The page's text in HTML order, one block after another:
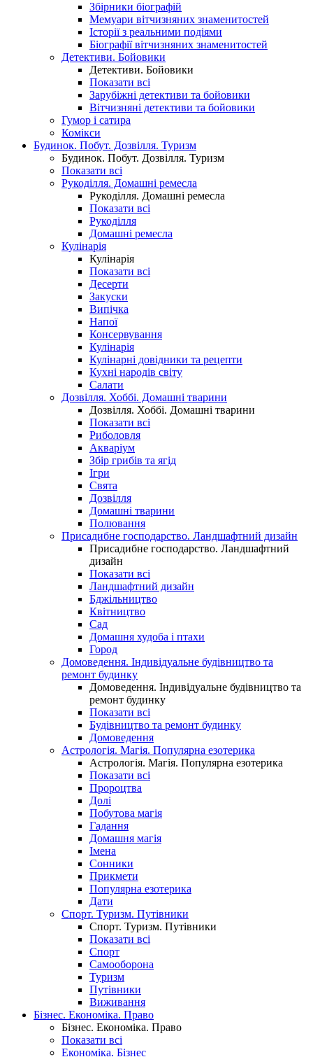
Збірники біографій
Мемуари вітчизняних знаменитостей
Історії з реальними подіями
Біографії вітчизняних знаменитостей
Детективи. Бойовики
Детективи. Бойовики
Показати всі
Зарубіжні детективи та бойовики
Вітчизняні детективи та бойовики
Гумор і сатира
Комікси
Будинок. Побут. Дозвілля. Туризм
Будинок. Побут. Дозвілля. Туризм
Показати всі
Рукоділля. Домашні ремесла
Рукоділля. Домашні ремесла
Показати всі
Рукоділля
Домашні ремесла
Кулінарія
Кулінарія
Показати всі
Десерти
Закуски
Випічка
Напої
Консервування
Кулінарія
Кулінарні довідники та рецепти
Кухні народів світу
Салати
Дозвілля. Хоббі. Домашні тварини
Дозвілля. Хоббі. Домашні тварини
Показати всі
Риболовля
Акваріум
Збір грибів та ягід
Ігри
Свята
Дозвілля
Домашні тварини
Полювання
Присадибне господарство. Ландшафтний дизайн
Присадибне господарство. Ландшафтний
дизайн
Показати всі
Ландшафтний дизайн
Бджільництво
Квітництво
Сад
Домашня худоба і птахи
Город
Домоведення. Індивідуальне будівництво та
ремонт будинку
Домоведення. Індивідуальне будівництво та
ремонт будинку
Показати всі
Будівництво та ремонт будинку
Домоведення
Астрологія. Магія. Популярна езотерика
Астрологія. Магія. Популярна езотерика
Показати всі
Пророцтва
Долі
Побутова магія
Гадання
Домашня магія
Імена
Сонники
Прикмети
Популярна езотерика
Дати
Спорт. Туризм. Путівники
Спорт. Туризм. Путівники
Показати всі
Спорт
Самооборона
Туризм
Путівники
Виживання
Бізнес. Економіка. Право
Бізнес. Економіка. Право
Показати всі
Економіка. Бізнес